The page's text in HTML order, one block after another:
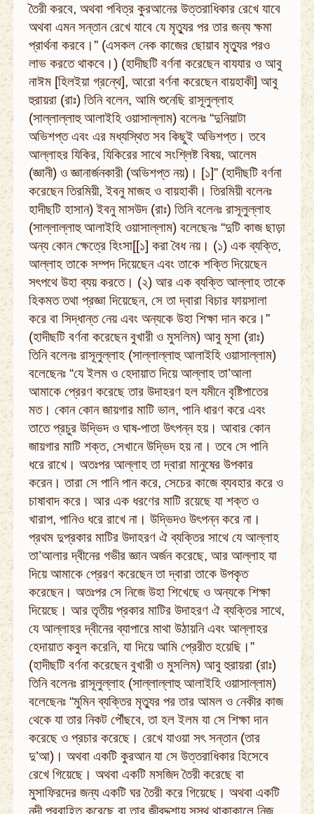
তৈরী করবে, অথবা পবিত্র কুরআনের উত্তরাধিকার রেখে যাবে
অথবা এমন সন্তান রেখে যাবে যে মৃত্যুর পর তার জন্য ক্ষমা
প্রার্থনা করবে।” (এসকল নেক কাজের ছোয়াব মৃত্যুর পরও
লাভ করতে থাকবে।) (হাদীছটি বর্ণনা করেছেন বাযযার ও আবু
নাঈম [হিলইয়া গ্রন্থে], আরো বর্ণনা করেছেন বায়হাকী] আবু
হুরায়রা (রাঃ) তিনি বলেন, আমি শুনেছি রাসূলুল্লাহ
(সাল্লাল্লাহু আলাইহি ওয়াসাল্লাম) বলেনঃ “দুনিয়াটা
অভিশপ্ত এবং এর মধ্যস্থিত সব কিছুই অভিশপ্ত। তবে
আল্লাহর যিকির, যিকিরের সাথে সংশ্লিষ্ট বিষয়, আলেম
(জ্ঞানী) ও জ্ঞানার্জনকারী (অভিশপ্ত নয়)। [১]” (হাদীছটি বর্ণনা
করেছেন তিরমিয়ী, ইবনু মাজহ ও বায়হাকী। তিরমিয়ী বলেনঃ
হাদীছটি হাসান) ইবনু মাসউদ (রাঃ) তিনি বলেনঃ রাসূলুল্লাহ
(সাল্লাল্লাহু আলাইহি ওয়াসাল্লাম) বলেছেনঃ “দুটি কাজ ছাড়া
অন্য কোন ক্ষেত্রে হিংসা[[১] করা বৈধ নয়। (১) এক ব্যক্তি,
আল্লাহ তাকে সম্পদ দিয়েছেন এবং তাকে শক্তি দিয়েছেন
সৎপথে উহা ব্যয় করতে। (২) আর এক ব্যক্তি আল্লাহ তাকে
হিকমত তথা প্রজ্ঞা দিয়েছেন, সে তা দ্বারা বিচার ফায়সালা
করে বা সিদ্ধান্ত নেয় এবং অন্যকে উহা শিক্ষা দান করে।”
(হাদীছটি বর্ণনা করেছেন বুখারী ও মুসলিম) আবু মূসা (রাঃ)
তিনি বলেনঃ রাসূলুল্লাহ (সাল্লাল্লাহু আলাইহি ওয়াসাল্লাম)
বলেছেনঃ “যে ইলম ও হেদায়াত দিয়ে আল্লাহ তা’আলা
আমাকে প্রেরণ করেছে তার উদাহরণ হল যমীনে বৃষ্টিপাতের
মত। কোন কোন জায়গার মাটি ভাল, পানি ধারণ করে এবং
তাতে প্রচুর উদ্ভিদ ও ঘাষ-পাতা উৎপন্ন হয়। আবার কোন
জায়গার মাটি শক্ত, সেখানে উদ্ভিদ হয় না। তবে সে পানি
ধরে রাখে। অতঃপর আল্লাহ তা দ্বারা মানুষের উপকার
করেন। তারা সে পানি পান করে, সেচের কাজে ব্যবহার করে ও
চাষাবাদ করে। আর এক ধরণের মাটি রয়েছে যা শক্ত ও
খারাপ, পানিও ধরে রাখে না। উদ্ভিদও উৎপন্ন করে না।
প্রথম দুপ্রকার মাটির উদাহরণ ঐ ব্যক্তির সাথে যে আল্লাহ
তা’আলার দ্বীনের গভীর জ্ঞান অর্জন করেছে, আর আল্লাহ যা
দিয়ে আমাকে প্রেরণ করেছেন তা দ্বারা তাকে উপকৃত
করেছেন। অতঃপর সে নিজে উহা শিখেছে ও অন্যকে শিক্ষা
দিয়েছে। আর তৃতীয় প্রকার মাটির উদাহরণ ঐ ব্যক্তির সাথে,
যে আল্লাহর দ্বীনের ব্যাপারে মাথা উঠায়নি এবং আল্লাহর
হেদায়াত কবুল করেনি, যা দিয়ে আমি প্রেরীত হয়েছি।”
(হাদীছটি বর্ণনা করেছেন বুখারী ও মুসলিম) আবু হুরায়রা (রাঃ)
তিনি বলেনঃ রাসূলুল্লাহ (সাল্লাল্লাহু আলাইহি ওয়াসাল্লাম)
বলেছেনঃ “মুমিন ব্যক্তির মৃত্যুর পর তার আমল ও নেকীর কাজ
থেকে যা তার নিকট পৌঁছবে, তা হল ইলম যা সে শিক্ষা দান
করেছে ও প্রচার করেছে। রেখে যাওয়া সৎ সন্তান (তার
দু’আ)। অথবা একটি কুরআন যা সে উত্তরাধিকার হিসেবে
রেখে গিয়েছে। অথবা একটি মসজিদ তৈরী করেছে বা
মুসাফিরদের জন্য একটি ঘর তৈরী করে গিয়েছে। অথবা একটি
নদী প্রবাহিত করেছে বা তার জীবদ্দশায় সুস্থ থাকাকালে নিজ